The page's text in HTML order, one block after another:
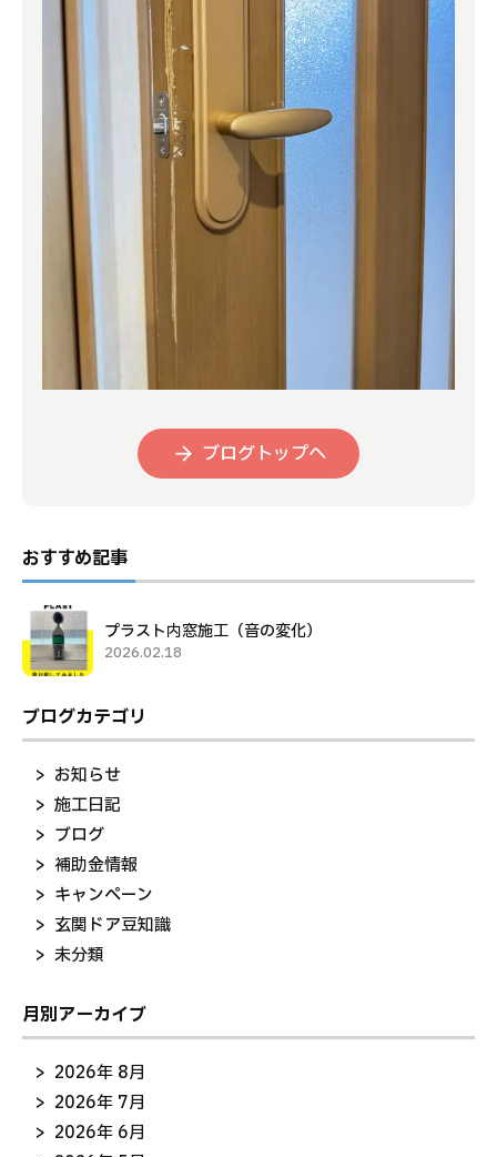
アクセス
ブログトップへ
おすすめ記事
プラスト内窓施工（音の変化）
2026.02.18
ブログカテゴリ
お知らせ
施工日記
ブログ
補助金情報
キャンペーン
玄関ドア豆知識
未分類
月別アーカイブ
2026年 8月
2026年 7月
2026年 6月